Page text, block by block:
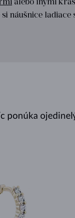
si náušnice
ponúka